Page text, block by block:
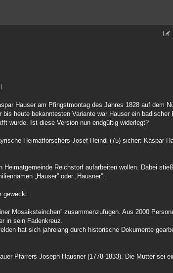
Hauser am Pfingstmontag des Jahres 1828 auf dem
heute bekanntesten Variante war Hauser ein badischer
wurde. Ist diese Version nun endgültig widerlegt?
Heimatforschers Josef Heindl (75) sicher: Kaspar
Reichstorf aufarbeiten wollen. Dabei
„Hauser” oder „Hausner”.
geweckt.
Mosaiksteinchen” zusammenzufügen. Aus 2000
in sein Fadenkreuz.
hat sich jahrelang durch historische Dokumente
Pfarrers Joseph Hausner (1778-1833). Die Mutter sei